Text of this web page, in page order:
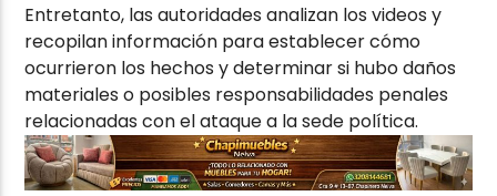
Entretanto, las autoridades analizan los videos y
recopilan información para establecer cómo
ocurrieron los hechos y determinar si hubo daños
materiales o posibles responsabilidades penales
relacionadas con el ataque a la sede política.